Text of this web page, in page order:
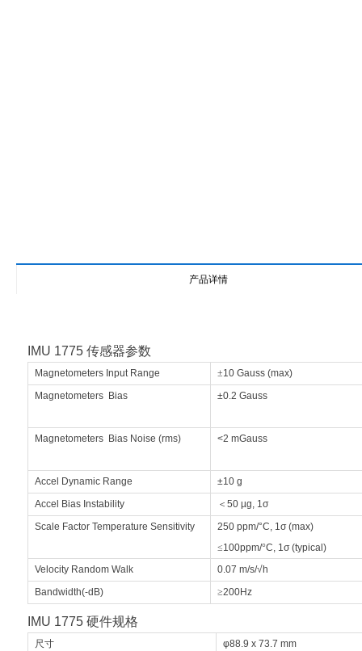
产品详情
IMU 1775 传感器参数
Magnetometers Input Range ±10 Gauss (max)
Magnetometers Bias ±0.2 Gauss
Magnetometers Bias Noise (rms) <2 mGauss
Accel Dynamic Range
±10 g
Accel Bias Instability
＜ 50 µg, 1σ
Scale Factor Temperature Sensitivity
250 ppm/°C, 1σ (max)
≤100ppm/°C, 1σ (typical)
Velocity Random Walk
0.07 m/s/√h
Bandwidth(-dB)
≥200Hz
IMU 1775 硬件规格
尺寸 φ88.9 x 73.7 mm